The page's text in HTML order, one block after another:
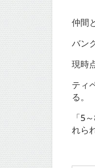
仲間
バン
現時
ティ
る。
「5
れら